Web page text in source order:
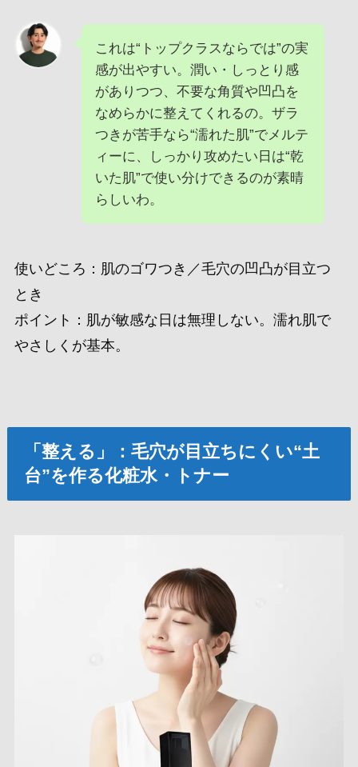
これは“トップクラスならでは”の実
感が出やすい。潤い・しっとり感
がありつつ、不要な角質や凹凸を
なめらかに整えてくれるの。ザラ
つきが苦手なら“濡れた肌”でメルテ
ィーに、しっかり攻めたい日は“乾
いた肌”で使い分けできるのが素晴
らしいわ。
使いどころ：肌のゴワつき／毛穴の凹凸が目立つ
とき
ポイント：肌が敏感な日は無理しない。濡れ肌で
やさしくが基本。
「整える」：毛穴が目立ちにくい“土
台”を作る化粧水・トナー